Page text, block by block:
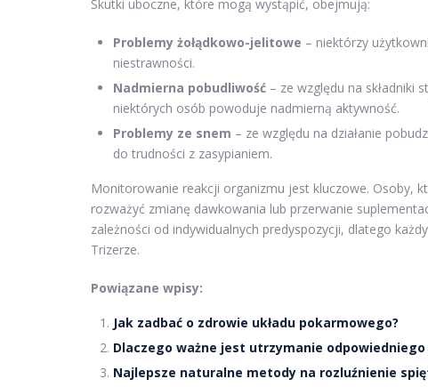
Skutki uboczne, które mogą wystąpić, obejmują:
Problemy żołądkowo-jelitowe – niektórzy
niestrawności.
Nadmierna pobudliwość – ze względu na składniki
niektórych osób powoduje nadmierną aktywność.
Problemy ze snem – ze względu na działanie
do trudności z zasypianiem.
Monitorowanie reakcji organizmu jest kluczowe. Osoby,
rozważyć zmianę dawkowania lub przerwanie
zależności od indywidualnych predyspozycji, dlatego
Trizerze.
Powiązane wpisy:
Jak zadbać o zdrowie układu pokarmowego?
Dlaczego ważne jest utrzymanie
Najlepsze naturalne metody na rozluźnienie